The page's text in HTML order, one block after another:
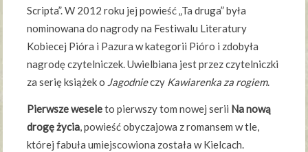
Scripta”. W 2012 roku jej powieść „Ta druga” była
nominowana do nagrody na Festiwalu Literatury
Kobiecej Pióra i Pazura w kategorii Pióro i zdobyła
nagrodę czytelniczek. Uwielbiana jest przez czytelniczki
za serię książek o Jagodnieczy Kawiarenka za rogiem.
Pierwsze weseleto pierwszy tom nowej serii Na nową
drogę życia, powieść obyczajowa z romansem w tle,
której fabuła umiejscowiona została w Kielcach.